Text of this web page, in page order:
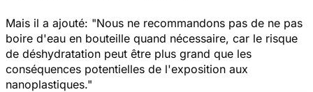
Mais il a ajouté: "Nous ne recommandons pas de ne pas
boire d'eau en bouteille quand nécessaire, car le risque
de déshydratation peut être plus grand que les
conséquences potentielles de l'exposition aux
nanoplastiques."